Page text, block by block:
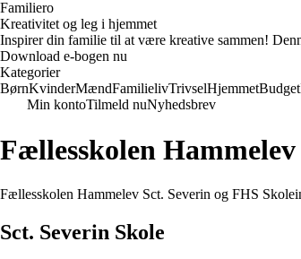
Familiero
Kreativitet og leg i hjemmet
Inspirer din familie til at være kreative sammen!
Download e-bogen nu
Kategorier
BørnKvinderMændFamilielivTrivselHjemmetBudget
Min kontoTilmeld nuNyhedsbrev
Fællesskolen
Fællesskolen Hammelev Sct. Severin og FHS
Sct. Severin Skole